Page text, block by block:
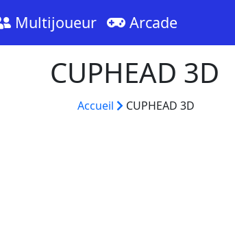
Multijoueur Arcade
CUPHEAD 3D
Accueil CUPHEAD 3D